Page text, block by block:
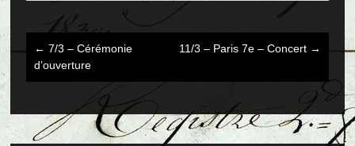
Post
navigation
← 7/3 – Cérémonie
d’ouverture
11/3 – Paris 7e – Concert →